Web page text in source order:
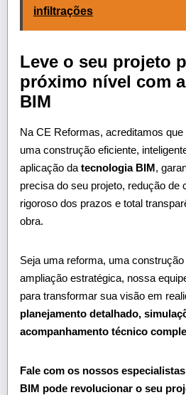
infiltrações
Leve o seu projeto
próximo nível com
BIM
Na CE Reformas, acreditamos
uma construção eficiente,
aplicação da tecnologia BIM,
precisa do seu projeto, redução de
rigoroso dos prazos e total
obra.
Seja uma reforma, uma
ampliação estratégica, nossa
para transformar sua visão em
planejamento detalhado,
acompanhamento técnico
Fale com os nossos
BIM pode revolucionar o seu